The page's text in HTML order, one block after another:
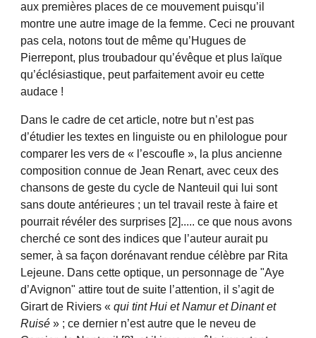
aux premières places de ce mouvement puisqu’il
montre une autre image de la femme. Ceci ne prouvant
pas cela, notons tout de même qu’Hugues de
Pierrepont, plus troubadour qu’évêque et plus laïque
qu’éclésiastique, peut parfaitement avoir eu cette
audace !
Dans le cadre de cet article, notre but n’est pas
d’étudier les textes en linguiste ou en philologue pour
comparer les vers de « l’escoufle », la plus ancienne
composition connue de Jean Renart, avec ceux des
chansons de geste du cycle de Nanteuil qui lui sont
sans doute antérieures ; un tel travail reste à faire et
pourrait révéler des surprises [2]..... ce que nous avons
cherché ce sont des indices que l’auteur aurait pu
semer, à sa façon dorénavant rendue célèbre par Rita
Lejeune. Dans cette optique, un personnage de "Aye
d’Avignon" attire tout de suite l’attention, il s’agit de
Girart de Riviers «qui tint Hui et Namur et Dinant et
Ruisé » ; ce dernier n’est autre que le neveu de